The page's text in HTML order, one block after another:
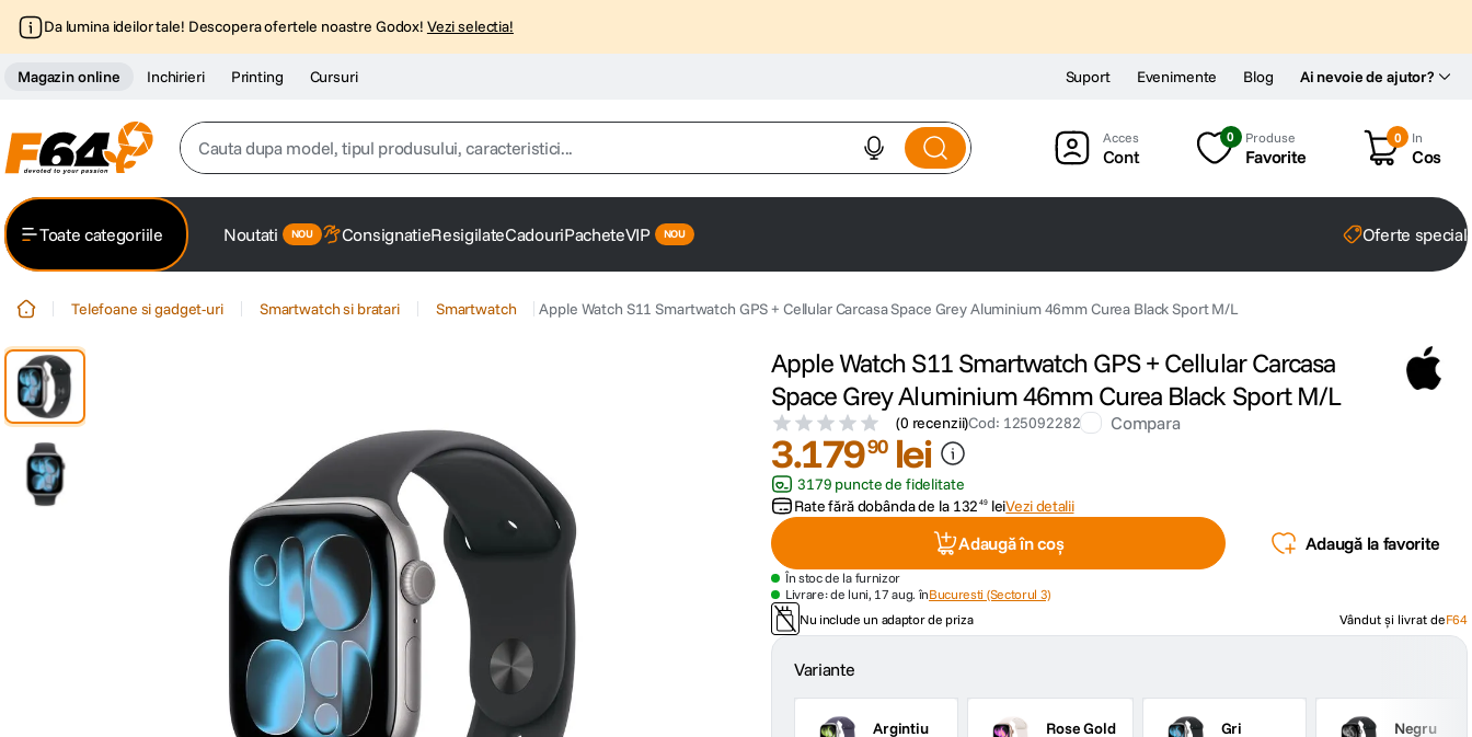
Da lumina ideilor tale! Descopera ofertele noastre Godox! Vezi selectia!
Magazin online Inchirieri Printing Cursuri Ai nevoie de ajutor?
Suport Evenimente Blog
Cauta dupa model, tipul produsului, caracteristici...
trepied
lavaliera
canon sx740 hs
7 card memorie
sony fx
dji mic mini
Cont
0 Produse
Favorite
0 In
Cos
Toate categoriile Noutati ConsignatieResigilateCadouriPacheteVIP Oferte
Telefoane si gadget-uri Smartwatch si bratari Smartwatch Apple Watch S11 Smartwatch GPS + Cellular Carcasa Space Grey Aluminium 46mm Curea Black Sport M/L
Apple Watch S11 Smartwatch GPS + Cellular Carcasa
Space Grey Aluminium 46mm Curea Black Sport M/L
(0 recenzii)Cod: 125092282 Compara
3.17990 lei
3179 puncte de fidelitate
Rate fără dobânda de la 132 49 leiVezi detalii
Adaugă în coș Adaugă la favorite
În stoc de la furnizor
Livrare: de luni, 17 aug. înBucuresti (Sectorul 3)
Nu include un adaptor de priza
Vândut și livrat deF64
Variante
Argintiu Rose Gold Gri Negru